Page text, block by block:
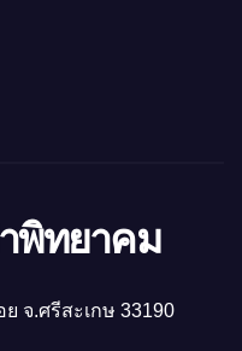
พิทยาคม
จ.ศรีสะเกษ 33190